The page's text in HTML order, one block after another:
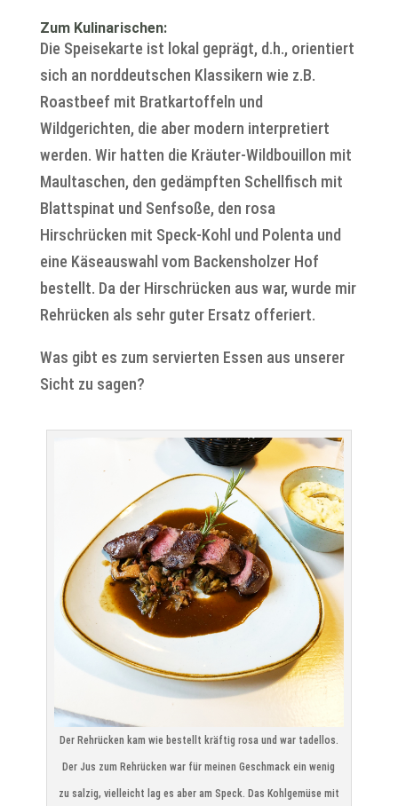
Zum Kulinarischen:
Die Speisekarte ist lokal geprägt, d.h., orientiert
sich an norddeutschen Klassikern wie z.B.
Roastbeef mit Bratkartoffeln und
Wildgerichten, die aber modern interpretiert
werden. Wir hatten die Kräuter-Wildbouillon mit
Maultaschen, den gedämpften Schellfisch mit
Blattspinat und Senfsoße, den rosa
Hirschrücken mit Speck-Kohl und Polenta und
eine Käseauswahl vom Backensholzer Hof
bestellt. Da der Hirschrücken aus war, wurde mir
Rehrücken als sehr guter Ersatz offeriert.
Was gibt es zum servierten Essen aus unserer
Sicht zu sagen?
Der Rehrücken kam wie bestellt kräftig rosa und war tadellos.
Der Jus zum Rehrücken war für meinen Geschmack ein wenig
zu salzig, vielleicht lag es aber am Speck. Das Kohlgemüse mit